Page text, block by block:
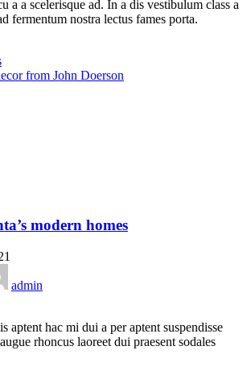
a a scelerisque ad. In a dis vestibulum class a
fermentum nostra lectus fames porta.
from John Doerson
modern homes
admin
aptent hac mi dui a per aptent suspendisse
rhoncus laoreet dui praesent sodales